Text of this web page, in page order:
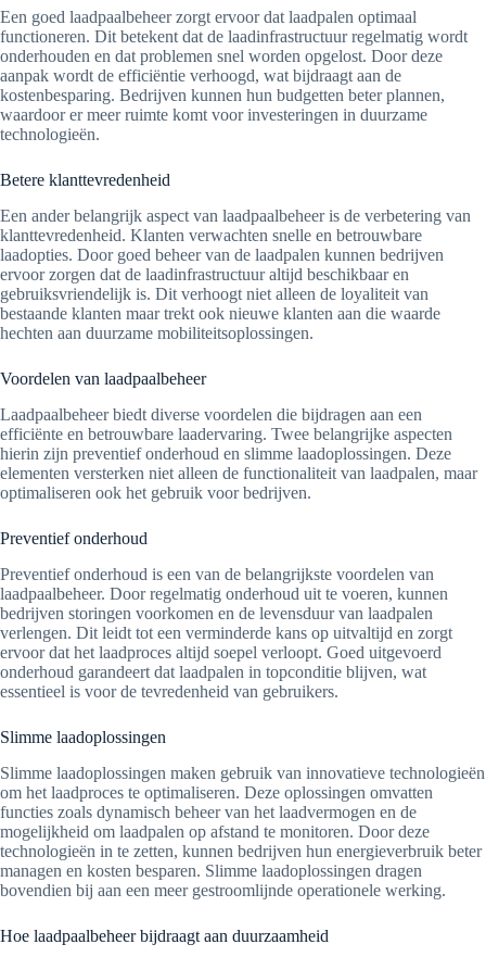
Een goed laadpaalbeheer zorgt ervoor dat laadpalen optimaal
functioneren. Dit betekent dat de laadinfrastructuur regelmatig wordt
onderhouden en dat problemen snel worden opgelost. Door deze
aanpak wordt de efficiëntie verhoogd, wat bijdraagt aan de
kostenbesparing. Bedrijven kunnen hun budgetten beter plannen,
waardoor er meer ruimte komt voor investeringen in duurzame
technologieën.
Betere klanttevredenheid
Een ander belangrijk aspect van laadpaalbeheer is de verbetering van
klanttevredenheid. Klanten verwachten snelle en betrouwbare
laadopties. Door goed beheer van de laadpalen kunnen bedrijven
ervoor zorgen dat de laadinfrastructuur altijd beschikbaar en
gebruiksvriendelijk is. Dit verhoogt niet alleen de loyaliteit van
bestaande klanten maar trekt ook nieuwe klanten aan die waarde
hechten aan duurzame mobiliteitsoplossingen.
Voordelen van laadpaalbeheer
Laadpaalbeheer biedt diverse voordelen die bijdragen aan een
efficiënte en betrouwbare laadervaring. Twee belangrijke aspecten
hierin zijn preventief onderhoud en slimme laadoplossingen. Deze
elementen versterken niet alleen de functionaliteit van laadpalen, maar
optimaliseren ook het gebruik voor bedrijven.
Preventief onderhoud
Preventief onderhoud is een van de belangrijkste voordelen van
laadpaalbeheer. Door regelmatig onderhoud uit te voeren, kunnen
bedrijven storingen voorkomen en de levensduur van laadpalen
verlengen. Dit leidt tot een verminderde kans op uitvaltijd en zorgt
ervoor dat het laadproces altijd soepel verloopt. Goed uitgevoerd
onderhoud garandeert dat laadpalen in topconditie blijven, wat
essentieel is voor de tevredenheid van gebruikers.
Slimme laadoplossingen
Slimme laadoplossingen maken gebruik van innovatieve technologieën
om het laadproces te optimaliseren. Deze oplossingen omvatten
functies zoals dynamisch beheer van het laadvermogen en de
mogelijkheid om laadpalen op afstand te monitoren. Door deze
technologieën in te zetten, kunnen bedrijven hun energieverbruik beter
managen en kosten besparen. Slimme laadoplossingen dragen
bovendien bij aan een meer gestroomlijnde operationele werking.
Hoe laadpaalbeheer bijdraagt aan duurzaamheid